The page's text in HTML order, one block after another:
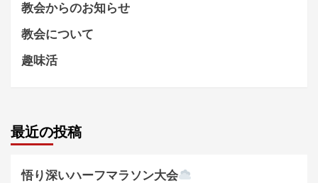
教会からのお知らせ
教会について
趣味活
最近の投稿
悟り深いハーフマラソン大会